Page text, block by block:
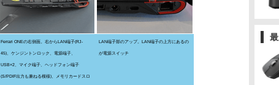
Ferrari ONEの右側面。右からLAN端子(RJ-
45)、ケンジントンロック、電源端子、
USB×2、マイク端子、ヘッドフォン端子
(S/PDIF出力も兼ねる模様)、メモリカードスロ
LAN端子部のアップ。LAN端子の上方にあるの
が電源スイッチ